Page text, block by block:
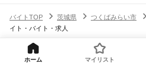
茨城県すべて
水戸市 日立市
守谷市
那珂市 筑西市
行方市
つくばみらい市
駅を追加・変更
取手駅藤代駅 牛久駅 ひたち野う
石岡駅羽鳥駅 友部駅内原駅
大甕駅常陸多賀駅 日立駅 小木津駅 高
職種を追加・変更
飲食・フードサービス
飲食・フードサービス
すべて
特徴を追加・変更
バイトTOP
茨城県 つくばみらい市
イト・バイト・求人
ヘルプ・お問い合わせ サイトマップ 利用規約
ホーム マイリスト